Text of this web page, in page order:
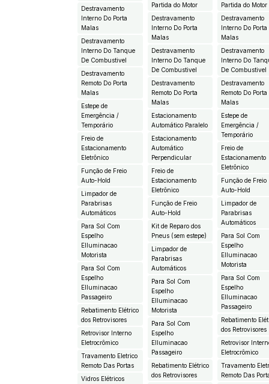
Destravamento
Interno Do Porta
Malas
Destravamento
Interno Do Tanque
De Combustivel
Destravamento
Remoto Do Porta
Malas
Estepe de
Emergência /
Temporário
Freio de
Estacionamento
Eletrônico
Função de Freio
Auto-Hold
Limpador de
Parabrisas
Automáticos
Para Sol Com
Espelho
EIluminacao
Motorista
Para Sol Com
Espelho
EIluminacao
Passageiro
Rebatimento Elétrico
dos Retrovisores
Retrovisor Interno
Eletrocrômico
Travamento Eletrico
Remoto Das Portas
Vidros Elétricos
Partida do Motor
Destravamento
Interno Do Porta
Malas
Destravamento
Interno Do Tanque
De Combustivel
Destravamento
Remoto Do Porta
Malas
Estacionamento
Automático Paralelo
Estacionamento
Automático
Perpendicular
Freio de
Estacionamento
Eletrônico
Função de Freio
Auto-Hold
Kit de Reparo dos
Pneus (sem estepe)
Limpador de
Parabrisas
Automáticos
Para Sol Com
Espelho
EIluminacao
Motorista
Para Sol Com
Espelho
EIluminacao
Passageiro
Rebatimento Elétrico
dos Retrovisores
Partida do Motor
Destravamento
Interno Do Porta
Malas
Destravamento
Interno Do
De Combustivel
Destravamento
Remoto Do Porta
Malas
Estepe de
Emergência /
Temporário
Freio de
Estacionamento
Eletrônico
Função de Freio
Auto-Hold
Limpador de
Parabrisas
Automáticos
Para Sol Com
Espelho
EIluminacao
Motorista
Para Sol Com
Espelho
EIluminacao
Passageiro
Rebatimento
dos Retrovisores
Retrovisor
Eletrocrômico
Travamento
Remoto Das